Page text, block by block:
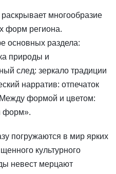
многообразие
форм региона.
основных раздела:
природы и
след: зеркало традиции
нарратив: отпечаток
формой и цветом:
форм».
погружаются в мир ярких
культурного
невест мерцают